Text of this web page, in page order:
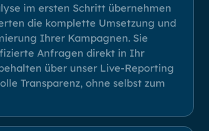
im ersten Schritt übernehmen
die komplette Umsetzung und
Ihrer Kampagnen. Sie
Anfragen direkt in Ihr
über unser Live-Reporting
Transparenz, ohne selbst zum